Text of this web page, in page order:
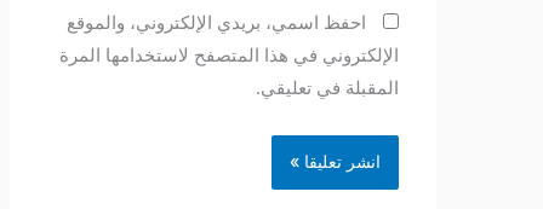
احفظ اسمي، بريدي الإلكتروني، والموقع
الإلكتروني في هذا المتصفح لاستخدامها المرة
المقبلة في تعليقي.